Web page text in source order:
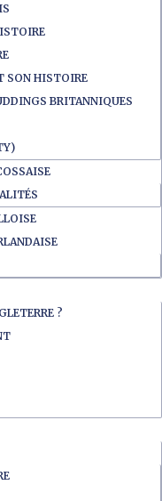
SON HISTOIRE
BRITANNIQUES
?